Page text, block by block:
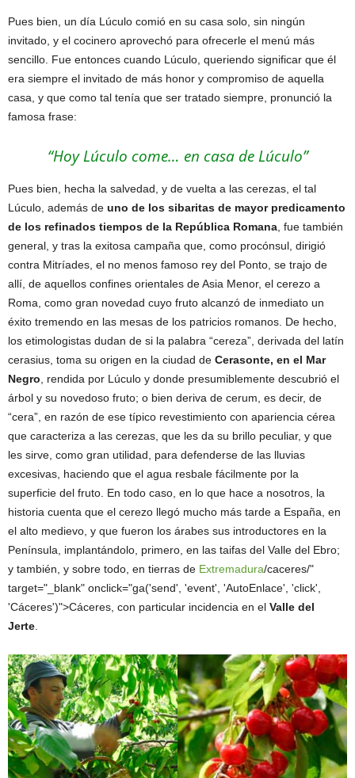
Pues bien, un día Lúculo comió en su casa solo, sin ningún
invitado, y el cocinero aprovechó para ofrecerle el menú más
sencillo. Fue entonces cuando Lúculo, queriendo significar que él
era siempre el invitado de más honor y compromiso de aquella
casa, y que como tal tenía que ser tratado siempre, pronunció la
famosa frase:
“Hoy Lúculo come… en casa de Lúculo”
Pues bien, hecha la salvedad, y de vuelta a las cerezas, el tal
Lúculo, además de uno de los sibaritas de mayor predicamento
de los refinados tiempos de la República Romana , fue también
general, y tras la exitosa campaña que, como procónsul, dirigió
contra Mitríades, el no menos famoso rey del Ponto, se trajo de
allí, de aquellos confines orientales de Asia Menor, el cerezo a
Roma, como gran novedad cuyo fruto alcanzó de inmediato un
éxito tremendo en las mesas de los patricios romanos. De hecho,
los etimologistas dudan de si la palabra “cereza”, derivada del latín
cerasius, toma su origen en la ciudad de Cerasonte, en el Mar
Negro , rendida por Lúculo y donde presumiblemente descubrió el
árbol y su novedoso fruto; o bien deriva de cerum, es decir, de
“cera”, en razón de ese típico revestimiento con apariencia cérea
que caracteriza a las cerezas, que les da su brillo peculiar, y que
les sirve, como gran utilidad, para defenderse de las lluvias
excesivas, haciendo que el agua resbale fácilmente por la
superficie del fruto. En todo caso, en lo que hace a nosotros, la
historia cuenta que el cerezo llegó mucho más tarde a España, en
el alto medievo, y que fueron los árabes sus introductores en la
Península, implantándolo, primero, en las taifas del Valle del Ebro;
y también, y sobre todo, en tierras de Extremadura/caceres/"
target="_blank" onclick="ga('send', 'event', 'AutoEnlace', 'click',
'Cáceres')">Cáceres, con particular incidencia en el Valle del
Jerte